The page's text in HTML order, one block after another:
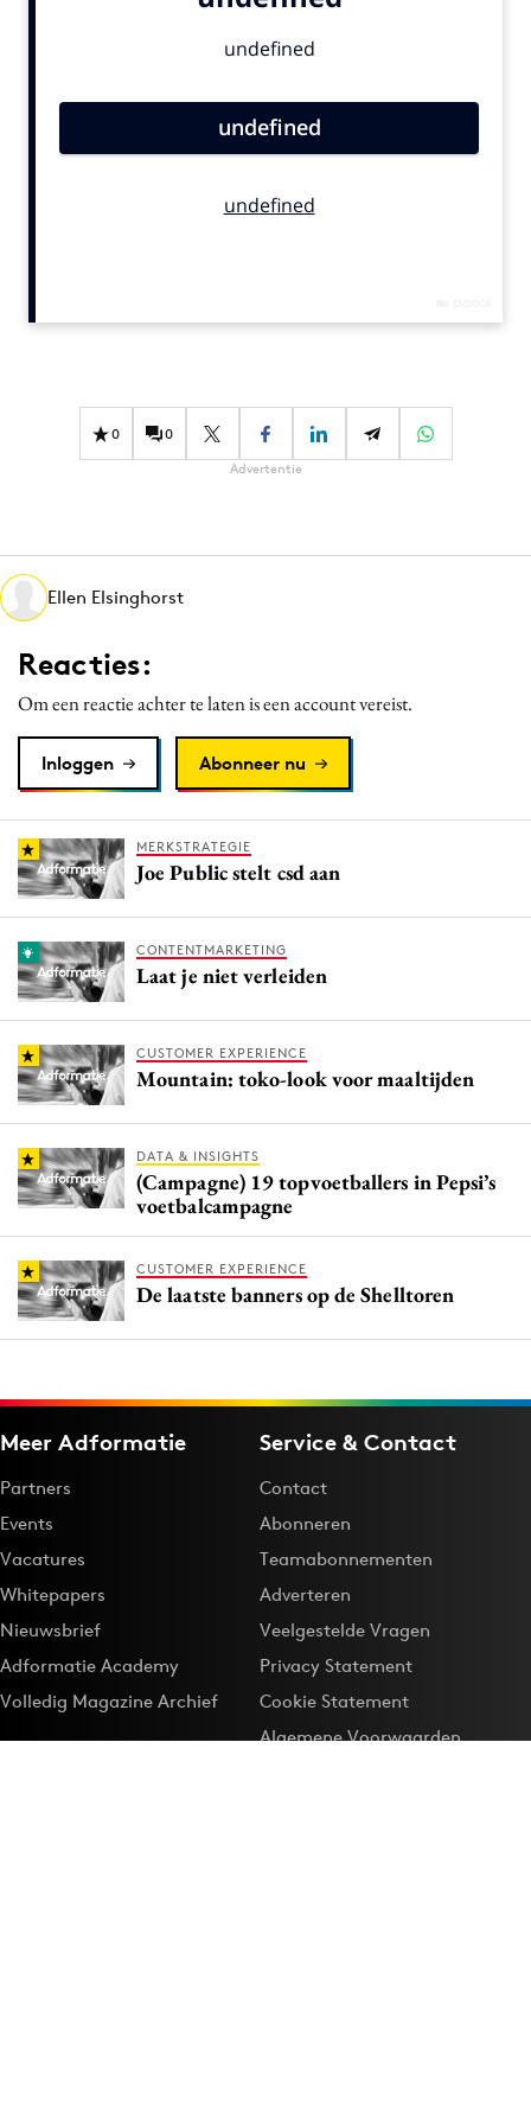
Gedragsverandering
Influencer marketing
Media
Merkstrategie
PR
Programmatic
Purpose Marketing
Reputatie & crisis
0 0
Advertentie
Ellen Elsinghorst
Reacties:
Om een reactie achter te laten is een account vereist.
Inloggen Abonneer nu
MERKSTRATEGIE
Joe Public stelt csd aan
CONTENTMARKETING
Laat je niet verleiden
CUSTOMER EXPERIENCE
Mountain: toko-look voor maaltijden
DATA & INSIGHTS
(Campagne) 19 topvoetballers in Pepsi’s
voetbalcampagne
CUSTOMER EXPERIENCE
De laatste banners op de Shelltoren
Meer Adformatie
Partners
Events
Vacatures
Whitepapers
Nieuwsbrief
Adformatie Academy
Volledig Magazine Archief
Service & Contact
Contact
Abonneren
Teamabonnementen
Adverteren
Veelgestelde Vragen
Privacy Statement
Cookie Statement
Algemene Voorwaarden